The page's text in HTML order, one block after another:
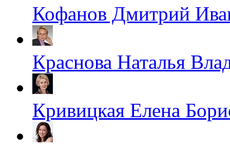
Кофанов Дмитрий
Краснова Наталья
Кривицкая Елена